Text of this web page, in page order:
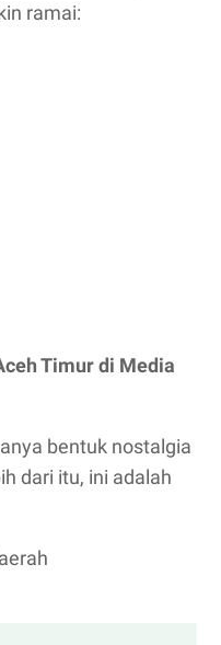
ramai:
Timur di Media
bentuk nostalgia
dari itu, ini adalah